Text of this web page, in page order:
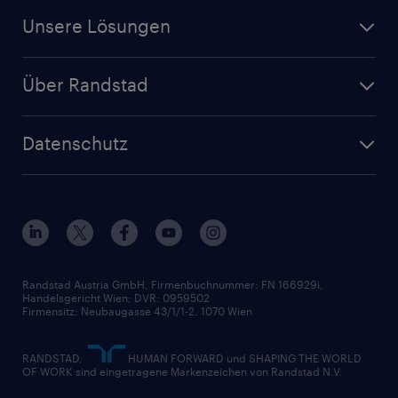
Jobs in Oberösterreich
Lager & Logistik
Jetzt Personal anfragen
Randstad Operational
HR-Portal
Unsere Lösungen
Über Randstad
Unsere Historie
Datenschutz
Nutzungsbestimmungen
Widerrufsformular
Randstad Austria GmbH, Firmenbuchnummer: FN 166929i,
Handelsgericht Wien; DVR: 0959502
Firmensitz: Neubaugasse 43/1/1-2, 1070 Wien
RANDSTAD,
HUMAN FORWARD und SHAPING THE WORLD
OF WORK sind eingetragene Markenzeichen von Randstad N.V.